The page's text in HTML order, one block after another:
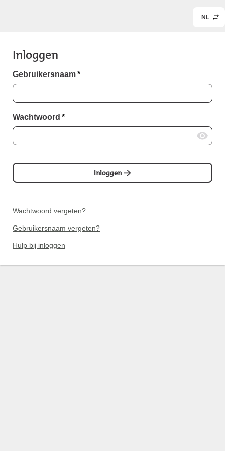
NL
Inloggen
Gebruikersnaam*
Wachtwoord *
Inloggen
Wachtwoord vergeten?
Gebruikersnaam vergeten?
Hulp bij inloggen